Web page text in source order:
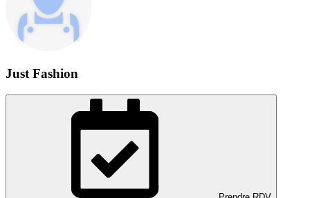
Just Fashion